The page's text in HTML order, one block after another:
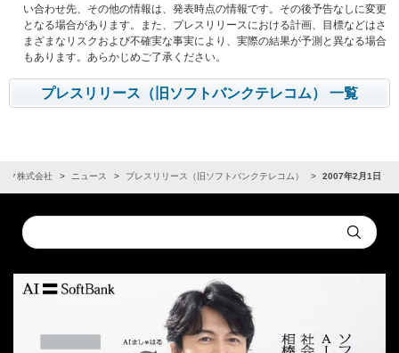
い合わせ先、その他の情報は、発表時点の情報です。その後予告なしに変更
となる場合があります。また、プレスリリースにおける計画、目標などはさ
まざまなリスクおよび不確実な事実により、実際の結果が予測と異なる場合
もあります。あらかじめご了承ください。
プレスリリース（旧ソフトバンクテレコム） 一覧
ク株式会社 ニュース プレスリリース（旧ソフトバンクテレコム） 2007年2月1日
Conduct
a
Submit